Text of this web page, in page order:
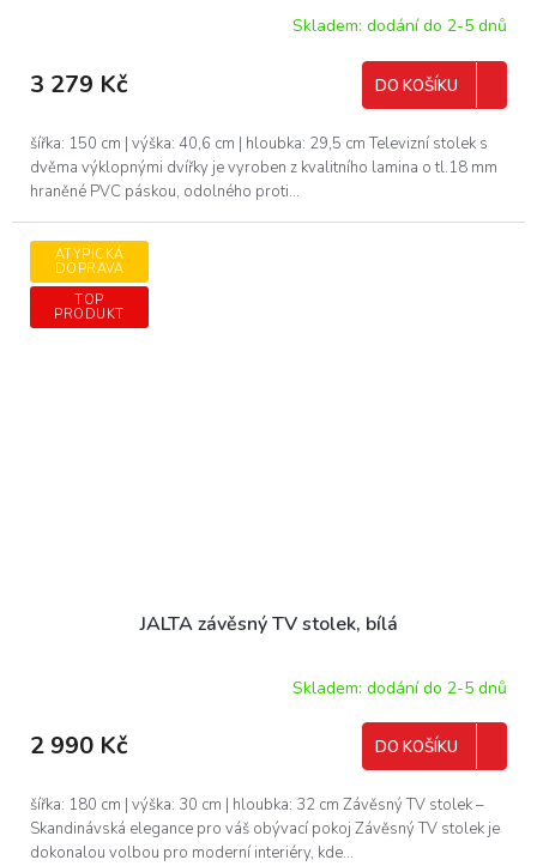
Skladem: dodání do 2-5 dnů
3 279 Kč DO KOŠÍKU
šířka: 150 cm | výška: 40,6 cm | hloubka: 29,5 cm Televizní stolek s
dvěma výklopnými dvířky je vyroben z kvalitního lamina o tl.18 mm
hraněné PVC páskou, odolného proti...
ATYPICKÁ
DOPRAVA
TOP
PRODUKT
JALTA závěsný TV stolek, bílá
Skladem: dodání do 2-5 dnů
2 990 Kč DO KOŠÍKU
šířka: 180 cm | výška: 30 cm | hloubka: 32 cm Závěsný TV stolek –
Skandinávská elegance pro váš obývací pokoj Závěsný TV stolek je
dokonalou volbou pro moderní interiéry, kde...